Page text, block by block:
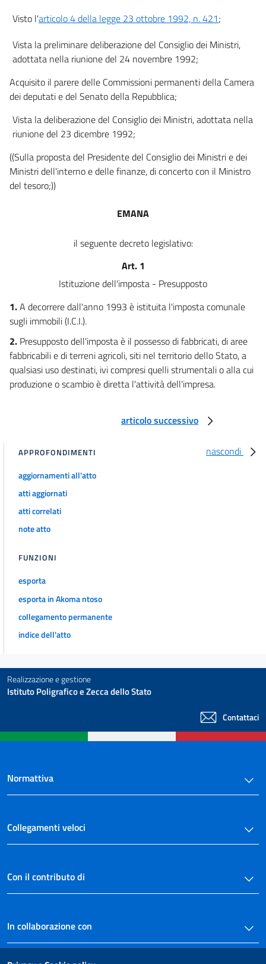
TITOLO II
Capo I
TRIBUTO PER L'ESERCIZIO DELLE
19
TITOLO II
TRIBUTI PROVINCIALI
Capo II
IMPOSTA PROVINCIALE PER L'ISCRIZIONE DEI VEICOLI
20
21
TITOLO III
Capo I
TASSE AUTOMOBILISTICHE REGIONALI
26
27
TITOLO IV
TRASFERIMENTI ERARIALI
AGLI ENTI LOCALI
Capo I
31
32
33
34
35
36
38
39
41
46
47
49
Visto l'articolo 4 della legge 23 ottobre 1992, n. 421;
Vista la preliminare deliberazione del Consiglio dei Ministri,
adottata nella riunione del 24 novembre 1992;
Acquisito il parere delle Commissioni permanenti della Camera
dei deputati e del Senato della Repubblica;
Vista la deliberazione del Consiglio dei Ministri, adottata nella
riunione del 23 dicembre 1992;
((Sulla proposta del Presidente del Consiglio dei Ministri e dei
Ministri dell'interno e delle finanze, di concerto con il Ministro
del tesoro;))
EMANA
il seguente decreto legislativo:
Art. 1
Istituzione dell'imposta - Presupposto
1.A decorrere dall'anno 1993 è istituita l'imposta comunale
sugli immobili (I.C.I.).
2. Presupposto dell'imposta è il possesso di fabbricati, di aree
fabbricabili e di terreni agricoli, siti nel territorio dello Stato, a
qualsiasi uso destinati, ivi compresi quelli strumentali o alla cui
produzione o scambio è diretta l'attività dell'impresa.
articolo successivo
nascondi
APPROFONDIMENTI
aggiornamenti all'atto
atti aggiornati
atti correlati
note atto
FUNZIONI
esporta
esporta in Akoma ntoso
collegamento permanente
indice dell'atto
Realizzazione e gestione
Istituto Poligrafico e Zecca dello Stato
Contattaci
Normattiva
Collegamenti veloci
Con il contributo di
In collaborazione con